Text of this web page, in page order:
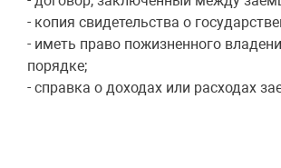
- копия свидетельства о
- иметь право пожизненного
порядке;
- справка о доходах или расходах